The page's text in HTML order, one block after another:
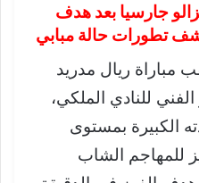
جارسيا بعد هدف
تطورات حالة مبابي
ريال مدريد
للنادي الملكي،
الكبيرة بمستوى
للمهاجم الشاب